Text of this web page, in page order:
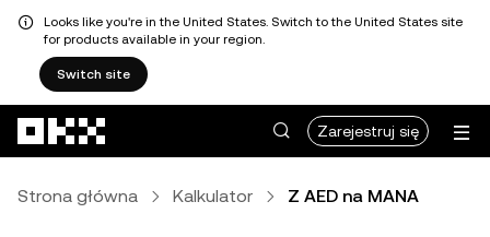
Looks like you're in the United States. Switch to the United States site
for products available in your region.
Switch site
Zarejestruj się
Strona główna Kalkulator Z AED na MANA